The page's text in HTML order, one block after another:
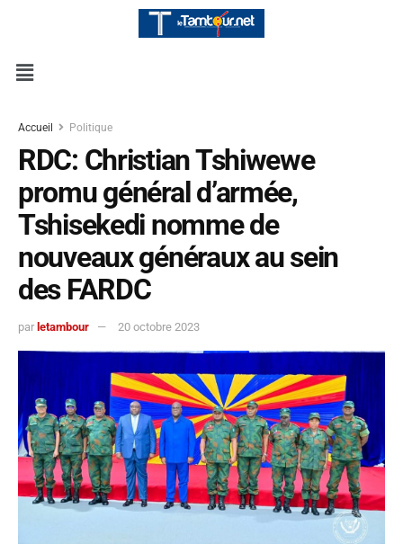
Accueil Politique
RDC: Christian Tshiwewe
promu général d’armée,
Tshisekedi nomme de
nouveaux généraux au sein
des FARDC
par letambour 20 octobre 2023